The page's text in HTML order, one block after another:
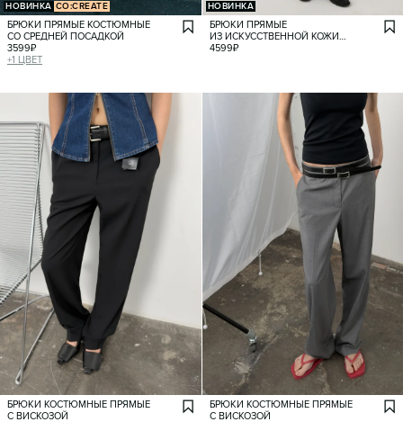
НОВИНКА CO:CREATE
БРЮКИ ПРЯМЫЕ КОСТЮМНЫЕ
СО СРЕДНЕЙ ПОСАДКОЙ
3599₽
+1 ЦВЕТ
НОВИНКА
БРЮКИ ПРЯМЫЕ
ИЗ ИСКУССТВЕННОЙ КОЖИ
ПОД КРОКОДИЛА
4599₽
БРЮКИ КОСТЮМНЫЕ ПРЯМЫЕ
С ВИСКОЗОЙ
БРЮКИ КОСТЮМНЫЕ ПРЯМЫЕ
С ВИСКОЗОЙ